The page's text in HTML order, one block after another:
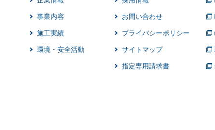
事業内容
施工実績
環境・安全活動
お問い合わせ
プライバシーポリシー
サイトマップ
指定専用請求書